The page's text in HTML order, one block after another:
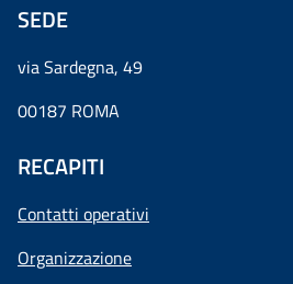
SEDE
via Sardegna, 49
00187 ROMA
RECAPITI
Contatti operativi
Organizzazione